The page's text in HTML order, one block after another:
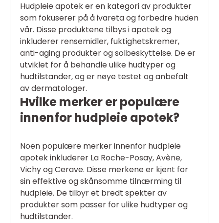
Hudpleie apotek er en kategori av produkter
som fokuserer på å ivareta og forbedre huden
vår. Disse produktene tilbys i apotek og
inkluderer rensemidler, fuktighetskremer,
anti-aging produkter og solbeskyttelse. De er
utviklet for å behandle ulike hudtyper og
hudtilstander, og er nøye testet og anbefalt
av dermatologer.
Hvilke merker er populære
innenfor hudpleie apotek?
Noen populære merker innenfor hudpleie
apotek inkluderer La Roche-Posay, Avène,
Vichy og Cerave. Disse merkene er kjent for
sin effektive og skånsomme tilnærming til
hudpleie. De tilbyr et bredt spekter av
produkter som passer for ulike hudtyper og
hudtilstander.